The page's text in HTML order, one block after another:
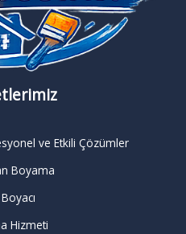
ve Etkili Çözümler
Boyama
Hizmeti